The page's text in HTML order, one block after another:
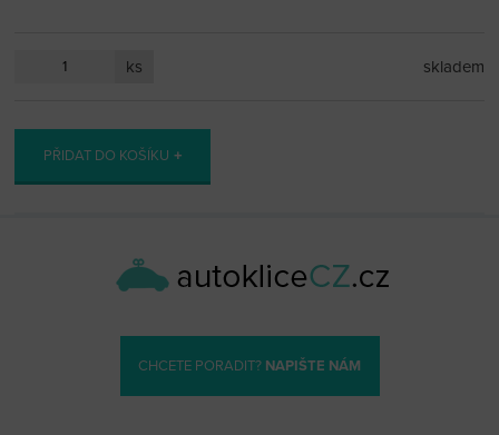
ks skladem
PŘIDAT DO KOŠÍKU
CHCETE PORADIT? NAPIŠTE NÁM